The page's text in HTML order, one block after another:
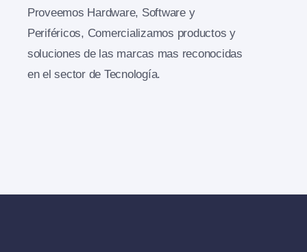
Proveemos Hardware, Software y
Periféricos, Comercializamos productos y
soluciones de las marcas mas reconocidas
en el sector de Tecnología.